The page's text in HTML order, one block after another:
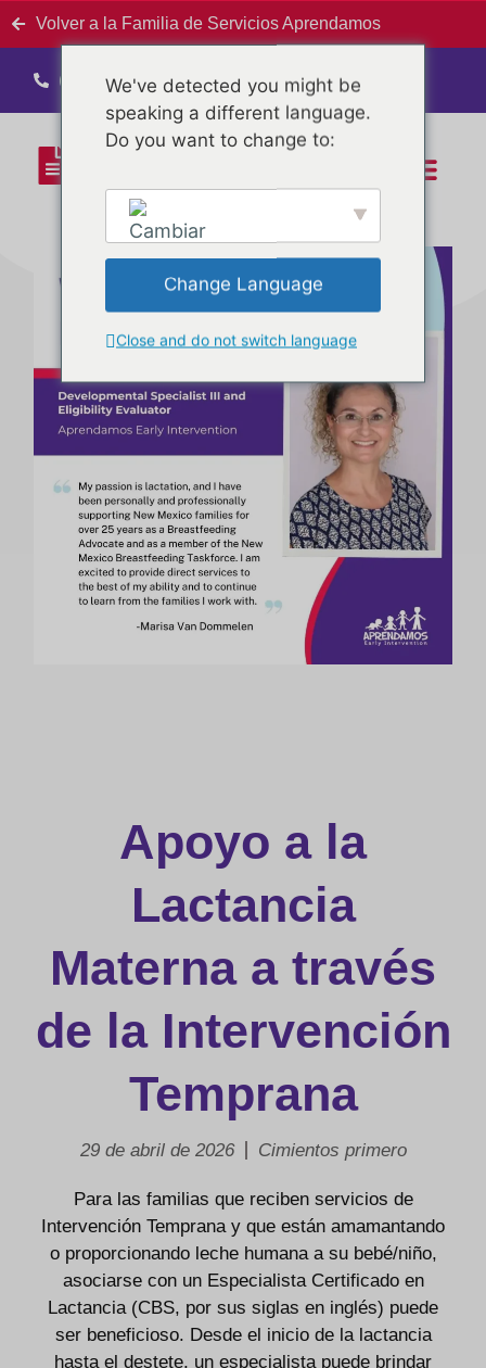
Volver a la Familia de Servicios Aprendamos
(575) 526-6682
Apoyo a la
Lactancia
Materna a través
de la Intervención
Temprana
29 de abril de 2026 Cimientos primero
Para las familias que reciben servicios de
Intervención Temprana y que están amamantando
o proporcionando leche humana a su bebé/niño,
asociarse con un Especialista Certificado en
Lactancia (CBS, por sus siglas en inglés) puede
ser beneficioso. Desde el inicio de la lactancia
hasta el destete, un especialista puede brindar
We've detected you might be
speaking a different language.
Do you want to change to:
English
Change Language
Close and do not switch language